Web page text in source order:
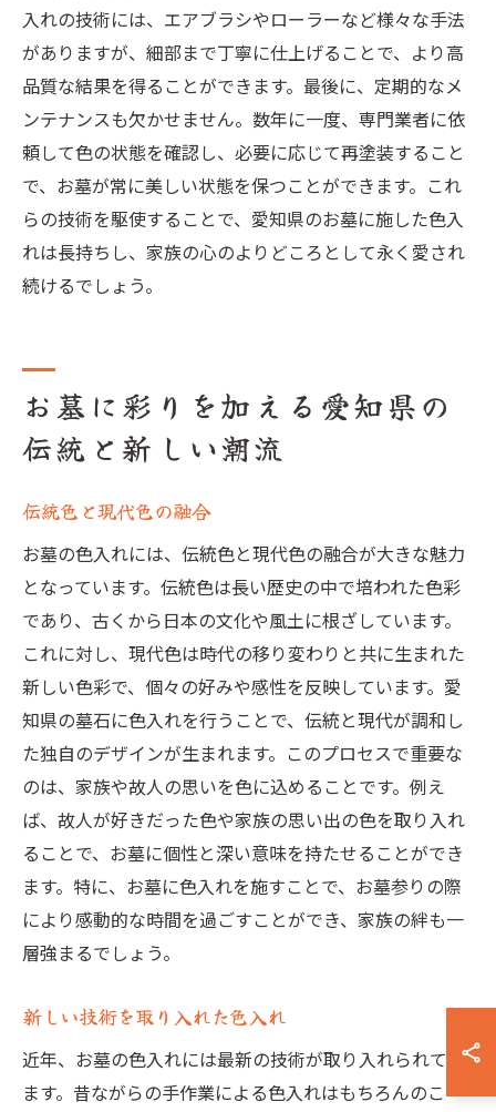
入れの技術には、エアブラシやローラーなど様々な手法
がありますが、細部まで丁寧に仕上げることで、より高
品質な結果を得ることができます。最後に、定期的なメ
ンテナンスも欠かせません。数年に一度、専門業者に依
頼して色の状態を確認し、必要に応じて再塗装すること
で、お墓が常に美しい状態を保つことができます。これ
らの技術を駆使することで、愛知県のお墓に施した色入
れは長持ちし、家族の心のよりどころとして永く愛され
続けるでしょう。
お墓に彩りを加える愛知県の
伝統と新しい潮流
伝統色と現代色の融合
お墓の色入れには、伝統色と現代色の融合が大きな魅力
となっています。伝統色は長い歴史の中で培われた色彩
であり、古くから日本の文化や風土に根ざしています。
これに対し、現代色は時代の移り変わりと共に生まれた
新しい色彩で、個々の好みや感性を反映しています。愛
知県の墓石に色入れを行うことで、伝統と現代が調和し
た独自のデザインが生まれます。このプロセスで重要な
のは、家族や故人の思いを色に込めることです。例え
ば、故人が好きだった色や家族の思い出の色を取り入れ
ることで、お墓に個性と深い意味を持たせることができ
ます。特に、お墓に色入れを施すことで、お墓参りの際
により感動的な時間を過ごすことができ、家族の絆も一
層強まるでしょう。
新しい技術を取り入れた色入れ
近年、お墓の色入れには最新の技術が取り入れられてい
ます。昔ながらの手作業による色入れはもちろんのこ